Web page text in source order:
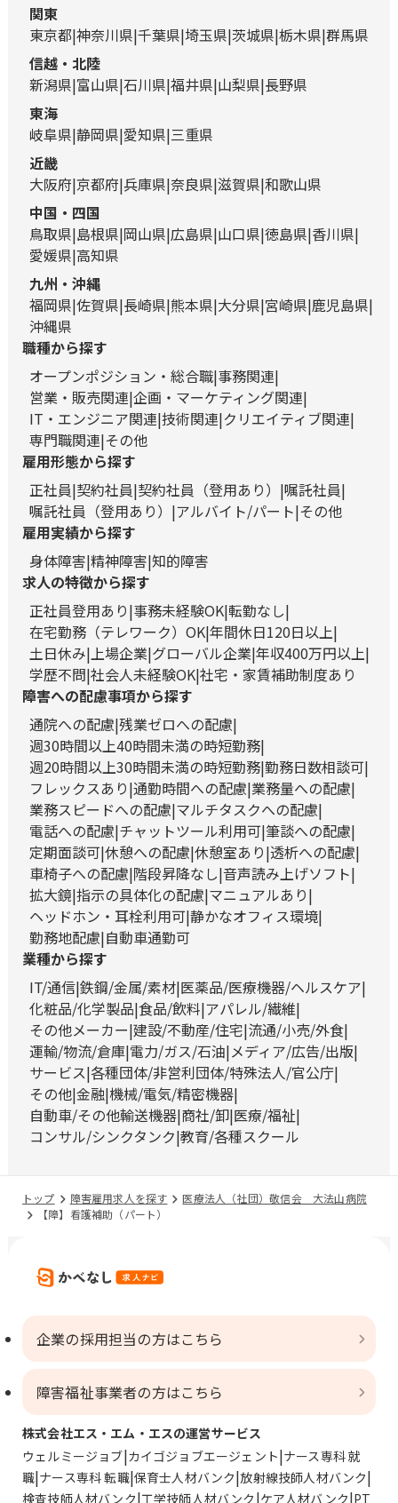
関東
東京都 神奈川県 千葉県 埼玉県 茨城県 栃木県 群馬県
信越・北陸
新潟県 富山県 石川県 福井県 山梨県 長野県
東海
岐阜県 静岡県 愛知県 三重県
近畿
大阪府 京都府 兵庫県 奈良県 滋賀県 和歌山県
中国・四国
鳥取県 島根県 岡山県 広島県 山口県 徳島県 香川県
愛媛県 高知県
九州・沖縄
福岡県 佐賀県 長崎県 熊本県 大分県 宮崎県 鹿児島県
沖縄県
職種から探す
オープンポジション・総合職 事務関連
営業・販売関連 企画・マーケティング関連
IT・エンジニア関連 技術関連 クリエイティブ関連
専門職関連 その他
雇用形態から探す
正社員 契約社員 契約社員（登用あり）
嘱託社員
嘱託社員（登用あり）
アルバイト/パート その他
雇用実績から探す
身体障害 精神障害 知的障害
求人の特徴から探す
正社員登用あり 事務未経験OK 転勤なし
在宅勤務（テレワーク）OK 年間休日120日以上
土日休み 上場企業 グローバル企業 年収400万円以上
学歴不問 社会人未経験OK 社宅・家賃補助制度あり
障害への配慮事項から探す
通院への配慮 残業ゼロへの配慮
週30時間以上40時間未満の時短勤務
週20時間以上30時間未満の時短勤務 勤務日数相談可
フレックスあり 通勤時間への配慮 業務量への配慮
業務スピードへの配慮 マルチタスクへの配慮
電話への配慮 チャットツール利用可 筆談への配慮
定期面談可 休憩への配慮 休憩室あり 透析への配慮
車椅子への配慮 階段昇降なし 音声読み上げソフト
拡大鏡 指示の具体化の配慮 マニュアルあり
ヘッドホン・耳栓利用可 静かなオフィス環境
勤務地配慮 自動車通勤可
業種から探す
IT/通信 鉄鋼/金属/素材 医薬品/医療機器/ヘルスケア
化粧品/化学製品 食品/飲料 アパレル/繊維
その他メーカー 建設/不動産/住宅 流通/小売/外食
運輸/物流/倉庫 電力/ガス/石油 メディア/広告/出版
サービス 各種団体/非営利団体/特殊法人/官公庁
その他 金融 機械/電気/精密機器
自動車/その他輸送機器 商社/卸 医療/福祉
コンサル/シンクタンク 教育/各種スクール
トップ 障害雇用求人を探す
医療法人（社団）敬信会 大法山病院
【障】看護補助（パート）
企業の採用担当の方はこちら
障害福祉事業者の方はこちら
株式会社エス・エム・エスの運営サービス
ウェルミージョブ カイゴジョブエージェント ナース専科 就
職 ナース専科 転職 保育士人材バンク 放射線技師人材バンク
検査技師人材バンク 工学技師人材バンク ケア人材バンク PT